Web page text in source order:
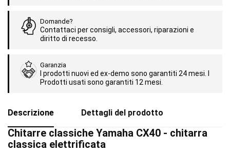
Domande?
Contattaci per consigli, accessori, riparazioni e
diritto di recesso.
Garanzia
I prodotti nuovi ed ex-demo sono garantiti 24 mesi. I
Prodotti usati sono garantiti 12 mesi.
Descrizione Dettagli del prodotto
Chitarre classiche Yamaha CX40 - chitarra
classica elettrificata